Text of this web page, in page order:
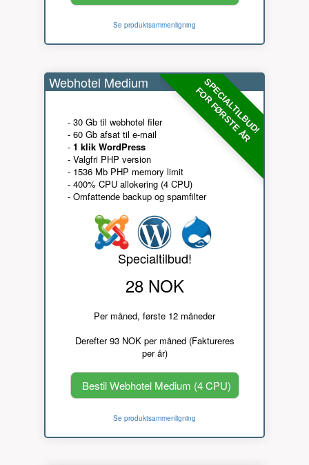
Se produktsammenligning
SPECIALTILBUD!
FOR FØRSTE ÅR
Webhotel Medium
- 30 Gb til webhotel filer
- 60 Gb afsat til e-mail
- 1 klik WordPress
- Valgfri PHP version
- 1536 Mb PHP memory limit
- 400% CPU allokering (4 CPU)
- Omfattende backup og spamfilter
Specialtilbud!
28 NOK
Per måned, første 12 måneder
Derefter 93 NOK per måned (Faktureres
per år)
Bestil Webhotel Medium (4 CPU)
Se produktsammenligning